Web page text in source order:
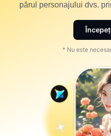
părul personajului dvs.
* Nu este